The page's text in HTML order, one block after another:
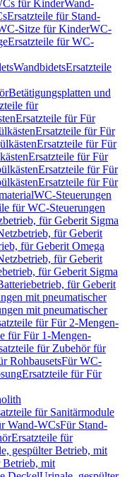
für KinderWand-
Ersatzteile für Stand-
Sitze für KinderWC-
Ersatzteile für WC-
WandbidetsErsatzteile
Betätigungsplatten und
für
Ersatzteile für Für
Ersatzteile für Für
Ersatzteile für Für
Ersatzteile für Für
Ersatzteile für Für
Ersatzteile für Für
WC-Steuerungen
für WC-Steuerungen
für Geberit Sigma
für Geberit
für Geberit Omega
für Geberit
für Geberit Sigma
für Geberit
mit pneumatischer
mit pneumatischer
für Für 2-Mengen-
für Für 1-Mengen-
für Zubehör für
RohbausetsFür WC-
Ersatzteile für Für
für Sanitärmodule
Wand-WCsFür Stand-
Ersatzteile für
gespülter Betrieb, mit
Betrieb, mit